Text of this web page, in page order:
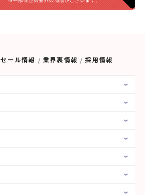
セール情報 業界裏情報 採用情報